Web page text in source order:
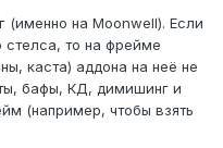
(именно на Moonwell). Если
стелса, то на фрейме
каста) аддона на неё не
бафы, КД, димишинг и
(например, чтобы взять